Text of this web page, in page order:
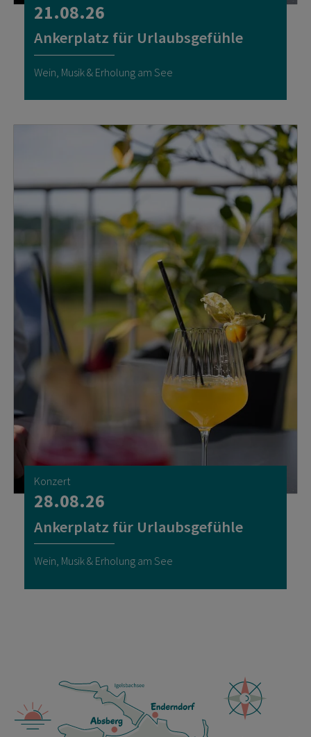
21.08.26
Ankerplatz für Urlaubsgefühle
Wein, Musik & Erholung am See
Konzert
28.08.26
Ankerplatz für Urlaubsgefühle
Wein, Musik & Erholung am See